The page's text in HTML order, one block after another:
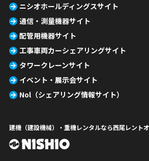
ニシオホールディングスサイト
通信・測量機器サイト
配管用機器サイト
工事車両カーシェアリングサイト
タワークレーンサイト
イベント・展示会サイト
Nol（シェアリング情報サイト）
建機（建設機械）・重機レンタルなら西尾レント